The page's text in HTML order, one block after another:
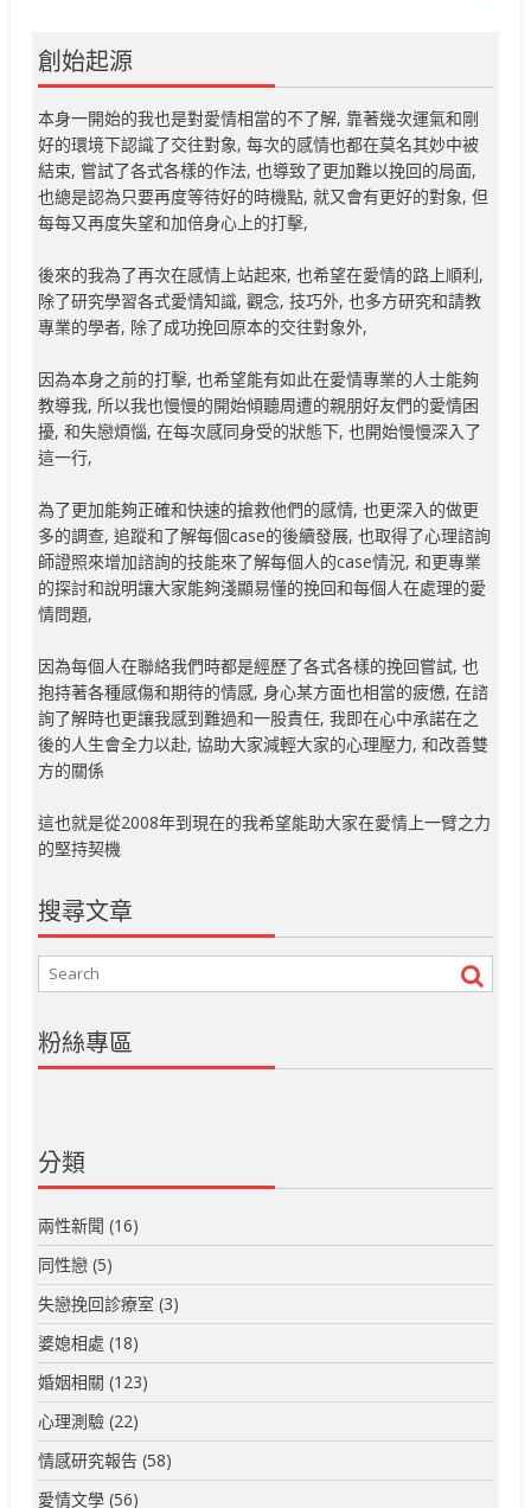
創始起源
本身一開始的我也是對愛情相當的不了解, 靠著幾次運氣和剛
好的環境下認識了交往對象, 每次的感情也都在莫名其妙中被
結束, 嘗試了各式各樣的作法, 也導致了更加難以挽回的局面,
也總是認為只要再度等待好的時機點, 就又會有更好的對象, 但
每每又再度失望和加倍身心上的打擊,
後來的我為了再次在感情上站起來, 也希望在愛情的路上順利,
除了研究學習各式愛情知識, 觀念, 技巧外, 也多方研究和請教
專業的學者, 除了成功挽回原本的交往對象外,
因為本身之前的打擊, 也希望能有如此在愛情專業的人士能夠
教導我, 所以我也慢慢的開始傾聽周遭的親朋好友們的愛情困
擾, 和失戀煩惱, 在每次感同身受的狀態下, 也開始慢慢深入了
這一行,
為了更加能夠正確和快速的搶救他們的感情, 也更深入的做更
多的調查, 追蹤和了解每個case的後續發展, 也取得了心理諮詢
師證照來增加諮詢的技能來了解每個人的case情況, 和更專業
的探討和說明讓大家能夠淺顯易懂的挽回和每個人在處理的愛
情問題,
因為每個人在聯絡我們時都是經歷了各式各樣的挽回嘗試, 也
抱持著各種感傷和期待的情感, 身心某方面也相當的疲憊, 在諮
詢了解時也更讓我感到難過和一股責任, 我即在心中承諾在之
後的人生會全力以赴, 協助大家減輕大家的心理壓力, 和改善雙
方的關係
這也就是從2008年到現在的我希望能助大家在愛情上一臂之力
的堅持契機
搜尋文章
粉絲專區
分類
兩性新聞 (16)
同性戀 (5)
失戀挽回診療室 (3)
婆媳相處 (18)
婚姻相關 (123)
心理測驗 (22)
情感研究報告 (58)
愛情文學 (56)